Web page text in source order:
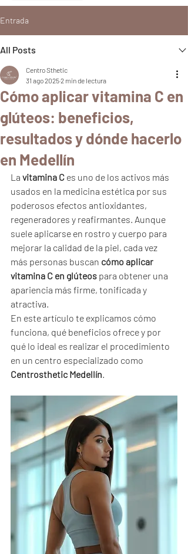
Entrada
All Posts
Cómo aplicar vitamina C en
glúteos: beneficios,
resultados y dónde hacerlo
en Medellín
Centro Sthetic
31 ago 20252 min de lectura
La vitamina C es uno de los activos más
usados en la medicina estética por sus
poderosos efectos antioxidantes,
regeneradores y reafirmantes. Aunque
suele aplicarse en rostro y cuerpo para
mejorar la calidad de la piel, cada vez
más personas buscan cómo aplicar
vitamina C en glúteos para obtener una
apariencia más firme, tonificada y
atractiva.
En este artículo te explicamos cómo
funciona, qué beneficios ofrece y por
qué lo ideal es realizar el procedimiento
en un centro especializado como
Centrosthetic Medellín.